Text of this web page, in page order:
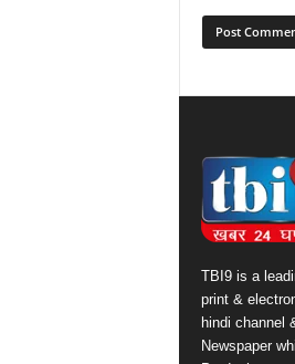
TBI9 is a
print &
hindi channel
Newspaper